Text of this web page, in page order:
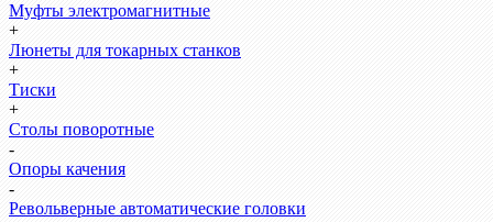
Муфты электромагнитные
+
Люнеты для токарных станков
+
Тиски
+
Столы поворотные
-
Опоры качения
-
Револьверные автоматические головки